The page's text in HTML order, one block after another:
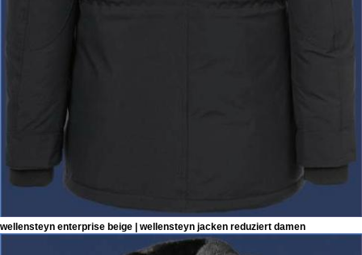
wellensteyn enterprise beige | wellensteyn jacken reduziert damen